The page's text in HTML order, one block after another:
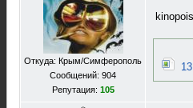
Откуда: Крым/Симферополь
Сообщений: 904
Репутация: 105